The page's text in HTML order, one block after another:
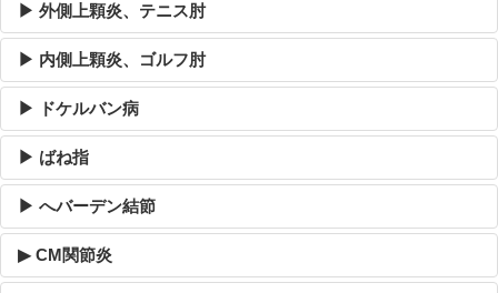
▶ 外側上顆炎、テニス肘
▶ 内側上顆炎、ゴルフ肘
▶ ドケルバン病
▶ ばね指
▶ へバーデン結節
▶ CM関節炎